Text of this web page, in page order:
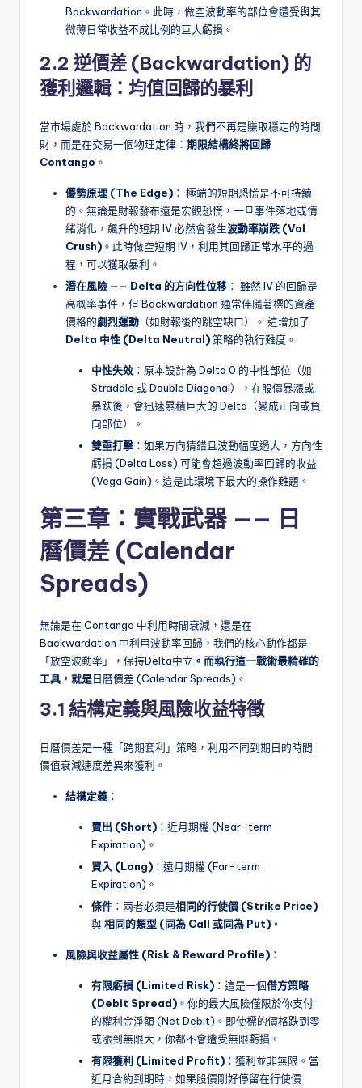
Backwardation。此時，做空波動率的部位會遭受與其
微薄日常收益不成比例的巨大虧損。
2.2 逆價差 (Backwardation) 的
獲利邏輯：均值回歸的暴利
當市場處於 Backwardation 時，我們不再是賺取穩定的時間
財，而是在交易一個物理定律： 期限結構終將回歸
Contango 。
優勢原理 (The Edge) ： 極端的短期恐慌是不可持續
的。無論是財報發布還是宏觀恐慌，一旦事件落地或情
緒消化，飆升的短期 IV 必然會發生波動率崩跌 (Vol
Crush) 。此時做空短期 IV，利用其回歸正常水平的過
程，可以獲取暴利。
潛在風險 —— Delta 的方向性位移 ： 雖然 IV 的回歸是
高概率事件，但 Backwardation 通常伴隨著標的資產
價格的劇烈運動 （如財報後的跳空缺口）。 這增加了
Delta 中性 (Delta Neutral)策略的執行難度。
中性失效 ：原本設計為 Delta 0 的中性部位（如
Straddle 或 Double Diagonal），在股價暴漲或
暴跌後，會迅速累積巨大的 Delta（變成正向或負
向部位）。
雙重打擊 ：如果方向猜錯且波動幅度過大，方向性
虧損 (Delta Loss) 可能會超過波動率回歸的收益
(Vega Gain)。這是此環境下最大的操作難題。
第三章：實戰武器 —— 日
曆價差 (Calendar
Spreads)
無論是在 Contango 中利用時間衰減，還是在
Backwardation 中利用波動率回歸，我們的核心動作都是
「放空波動率」，保持Delta中立 。而執行這一戰術最精確的
工具，就是日曆價差 (Calendar Spreads)。
3.1 結構定義與風險收益特徵
日曆價差是一種「跨期套利」策略，利用不同到期日的時間
價值衰減速度差異來獲利。
結構定義 ：
賣出 (Short) ：近月期權 (Near-term
Expiration)。
買入 (Long) ：遠月期權 (Far-term
Expiration)。
條件 ：兩者必須是相同的行使價 (Strike Price)
與相同的類型 (同為 Call 或同為 Put) 。
風險與收益屬性 (Risk & Reward Profile) ：
有限虧損 (Limited Risk) ：這是一個借方策略
(Debit Spread) 。你的最大風險僅限於你支付
的權利金淨額 (Net Debit)。即使標的價格跌到零
或漲到無限大，你都不會遭受無限虧損。
有限獲利 (Limited Profit) ：獲利並非無限。當
近月合約到期時，如果股價剛好停留在行使價